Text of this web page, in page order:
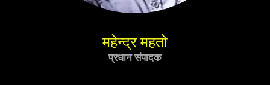
महेन्द्र महतो
प्रधान संपादक